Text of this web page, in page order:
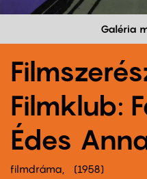
Galéria
Filmklub:
Édes
filmdráma
1958